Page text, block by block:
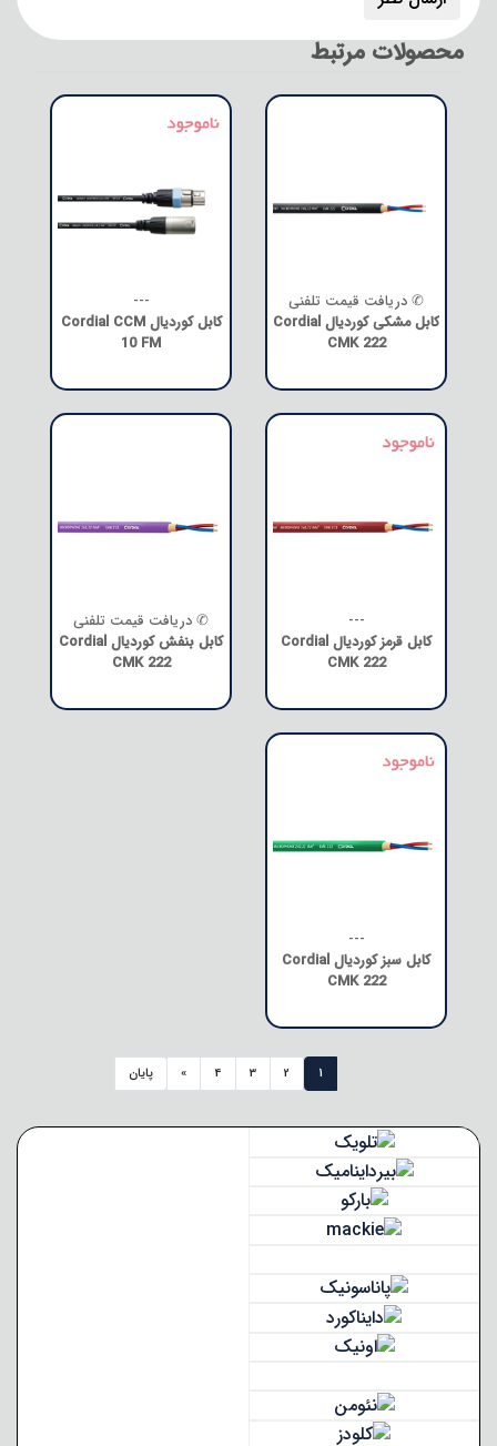
محصولات مرتبط
✆ دریافت قیمت تلفنی
کابل مشکی کوردیال Cordial
CMK 222
---
کابل کوردیال Cordial CCM
10 FM
---
کابل قرمز کوردیال Cordial
CMK 222
✆ دریافت قیمت تلفنی
کابل بنفش کوردیال Cordial
CMK 222
---
کابل سبز کوردیال Cordial
CMK 222
1
2
3
4
» پایان